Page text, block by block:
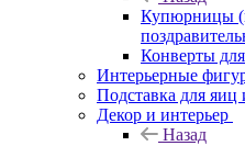
Купюрницы
Конверты
Интерьерные
Подставка для яиц
Декор и интерьер
Назад